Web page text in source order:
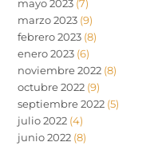
mayo 2023 (7)
marzo 2023 (9)
febrero 2023 (8)
enero 2023 (6)
noviembre 2022 (8)
octubre 2022 (9)
septiembre 2022 (5)
julio 2022 (4)
junio 2022 (8)